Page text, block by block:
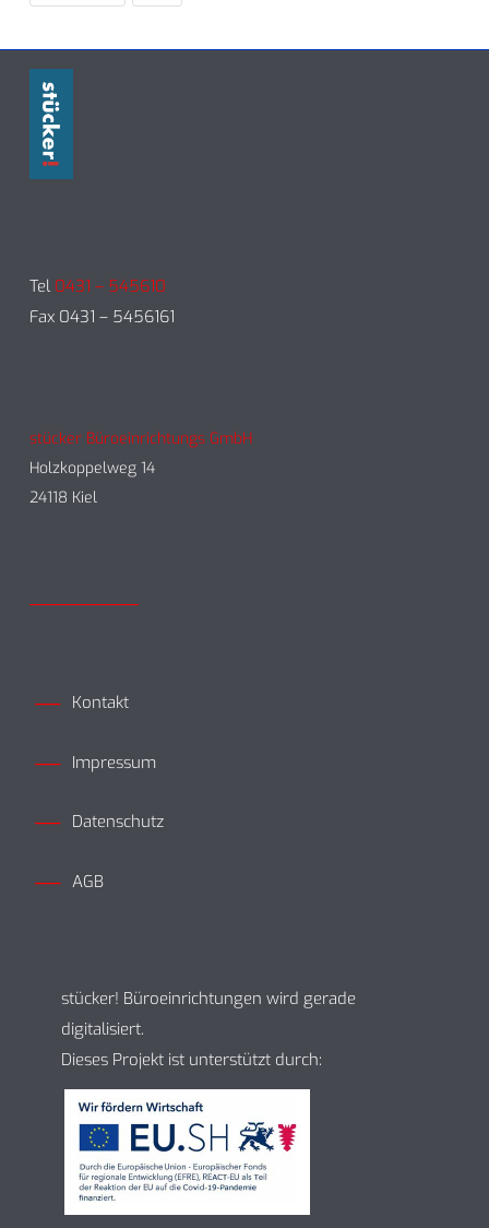
Tel 0431 – 545610
Fax 0431 – 5456161
stücker Büroeinrichtungs GmbH
Holzkoppelweg 14
24118 Kiel
Kontakt
Impressum
Datenschutz
AGB
stücker! Büroeinrichtungen wird gerade
digitalisiert.
Dieses Projekt ist unterstützt durch: